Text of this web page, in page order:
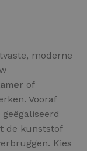
moderne
of
Vooraf
de kunststof
Kies